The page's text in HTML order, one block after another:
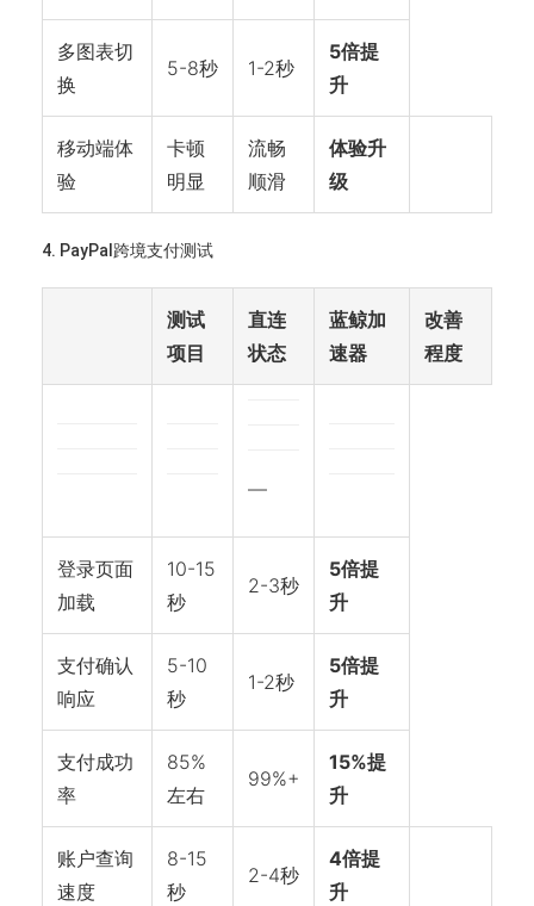
多图表切
换
5-8秒 1-2秒
5倍提
升
移动端体
验
卡顿
明显
流畅
顺滑
体验升
级
4. PayPal跨境支付测试
测试
项目
直连
状态
蓝鲸加
速器
改善
程度
—
登录页面
加载
10-15
秒
2-3秒
5倍提
升
支付确认
响应
5-10
秒
1-2秒
5倍提
升
支付成功
率
85%
左右
99%+
15%提
升
账户查询
速度
8-15
秒
2-4秒
4倍提
升